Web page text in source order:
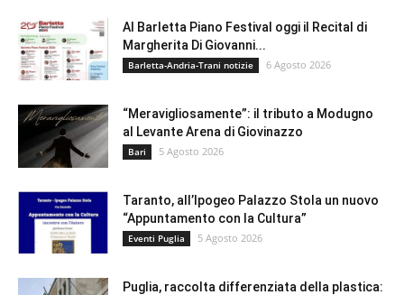
Al Barletta Piano Festival oggi il Recital di
Margherita Di Giovanni...
Barletta-Andria-Trani notizie 6 Agosto 2026
“Meravigliosamente”: il tributo a Modugno
al Levante Arena di Giovinazzo
Bari 5 Agosto 2026
Taranto, all’Ipogeo Palazzo Stola un nuovo
“Appuntamento con la Cultura”
Eventi Puglia 5 Agosto 2026
Puglia, raccolta differenziata della plastica: